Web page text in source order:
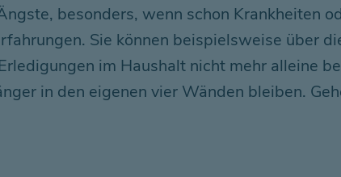
besonders, wenn schon Krankheiten
Sie können beispielsweise über
im Haushalt nicht mehr alleine
in den eigenen vier Wänden bleiben.